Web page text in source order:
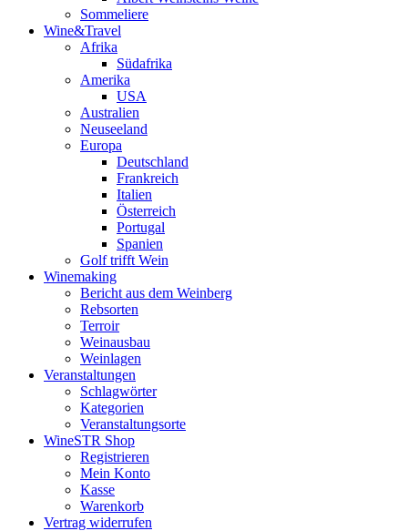
Sommeliere
Wine&Travel
Afrika
Südafrika
Amerika
USA
Australien
Neuseeland
Europa
Deutschland
Frankreich
Italien
Österreich
Portugal
Spanien
Golf trifft Wein
Winemaking
Bericht aus dem Weinberg
Rebsorten
Terroir
Weinausbau
Weinlagen
Veranstaltungen
Schlagwörter
Kategorien
Veranstaltungsorte
WineSTR Shop
Registrieren
Mein Konto
Kasse
Warenkorb
Vertrag widerrufen